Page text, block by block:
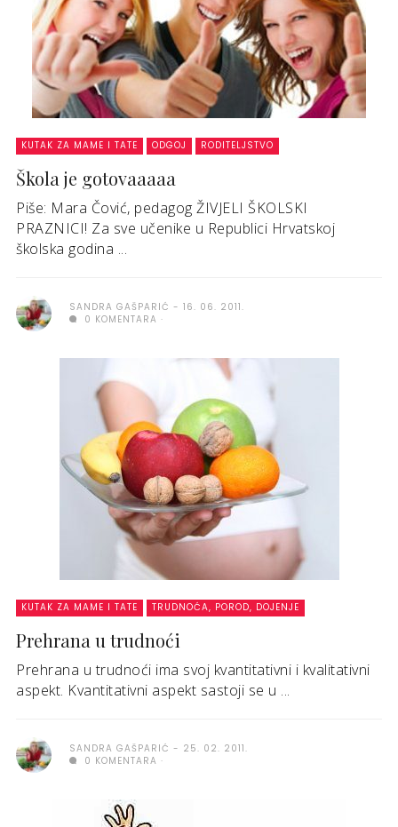
KUTAK ZA MAME I TATE ODGOJ RODITELJSTVO
Škola je gotovaaaaa
Piše: Mara Čović, pedagog ŽIVJELI ŠKOLSKI
PRAZNICI! Za sve učenike u Republici Hrvatskoj
školska godina ...
SANDRA GAŠPARIĆ
16. 06. 2011.
0 KOMENTARA
KUTAK ZA MAME I TATE TRUDNOĆA, POROD, DOJENJE
Prehrana u trudnoći
Prehrana u trudnoći ima svoj kvantitativni i kvalitativni
aspekt. Kvantitativni aspekt sastoji se u ...
SANDRA GAŠPARIĆ
25. 02. 2011.
0 KOMENTARA